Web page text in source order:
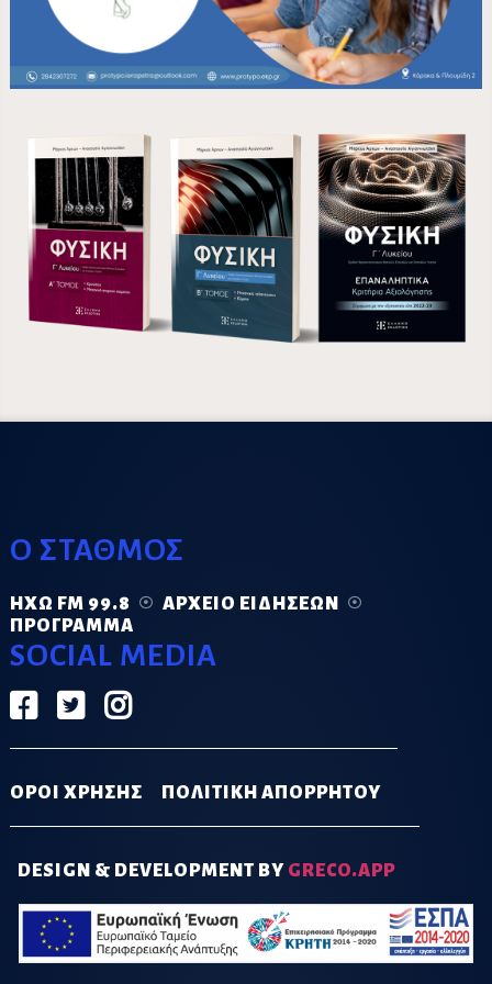
Ο ΣΤΑΘΜΟΣ
ΗΧΏ FM 99.8
ΑΡΧΕΊΟ ΕΙΔΉΣΕΩΝ
ΠΡΌΓΡΑΜΜΑ
SOCIAL MEDIA
ΟΡΟΙ ΧΡΗΣΗΣ ΠΟΛΙΤΙΚΗ ΑΠΟΡΡΗΤΟΥ
DESIGN & DEVELOPMENT BY GRECO.APP